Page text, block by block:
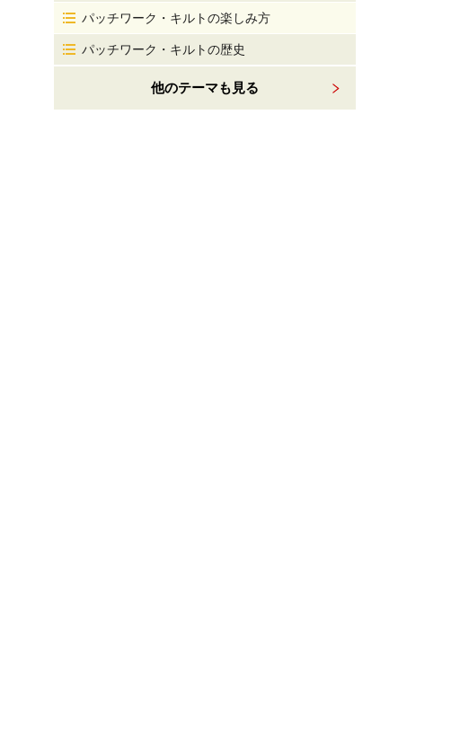
パッチワーク・キルトの楽しみ方
パッチワーク・キルトの歴史
他のテーマも見る